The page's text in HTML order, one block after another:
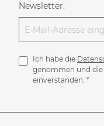
Newsletter.
Ich habe die
genommen und die
einverstanden. *